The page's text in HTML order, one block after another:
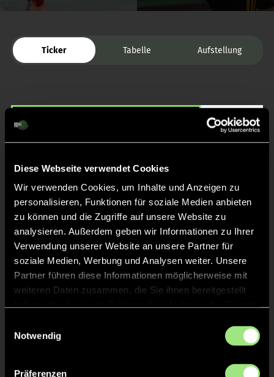
Diese Webseite verwendet Cookies
Wir verwenden Cookies, um Inhalte und Anzeigen zu
personalisieren, Funktionen für soziale Medien anbieten
zu können und die Zugriffe auf unsere Website zu
analysieren. Außerdem geben wir Informationen zu Ihrer
Verwendung unserer Website an unsere Partner für
soziale Medien, Werbung und Analysen weiter. Unsere
Partner führen diese Informationen möglicherweise mit
weiteren Daten zusammen, die Sie ihnen bereitgestellt
Notwendig
Präferenzen
Ticker Tabelle Aufstellung
Liveticker
20'
Abpfiff
Spiel beendet
3' TOR 1:0, FELDTOR
2' TOR 1:0, FELDTOR